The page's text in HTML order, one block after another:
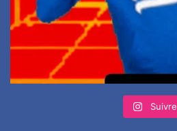
Suivre